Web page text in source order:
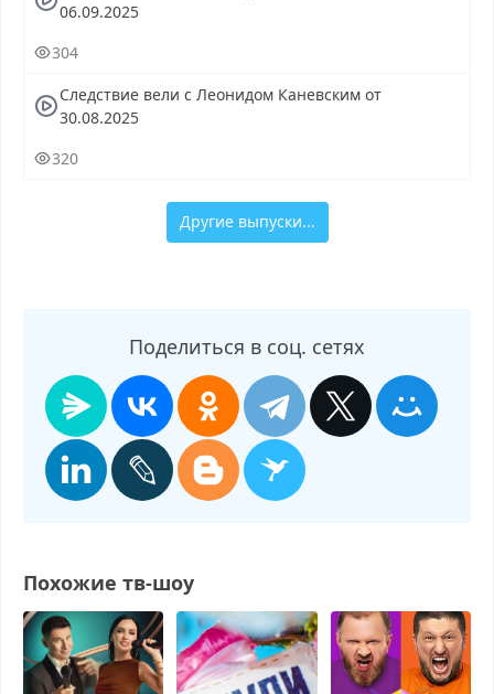
06.09.2025
304
Следствие вели с Леонидом Каневским от
30.08.2025
320
Другие выпуски...
Поделиться в соц. сетях
Похожие тв-шоу